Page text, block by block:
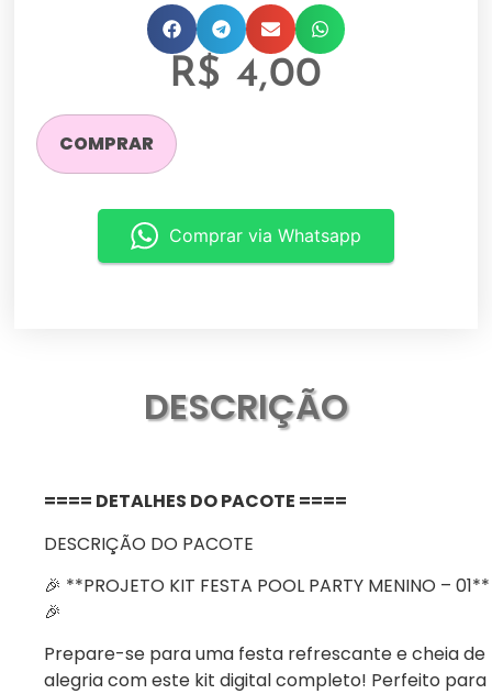
R$ 4,00
COMPRAR
Comprar via Whatsapp
DESCRIÇÃO
==== DETALHES DO PACOTE ====
DESCRIÇÃO DO PACOTE
🎉 **PROJETO KIT FESTA POOL PARTY MENINO – 01**
🎉
Prepare-se para uma festa refrescante e cheia de
alegria com este kit digital completo! Perfeito para